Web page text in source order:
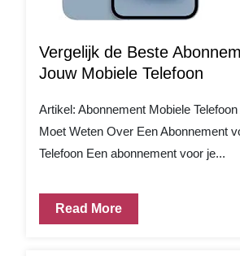
Vergelijk de Beste
Jouw Mobiele Telefoon
Artikel: Abonnement Mobiele
Moet Weten Over Een Abonnement
Telefoon Een abonnement voor je...
Read More